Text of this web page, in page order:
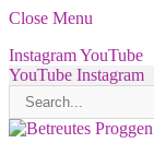
Close Menu
InstagramYouTube
YouTube Instagram